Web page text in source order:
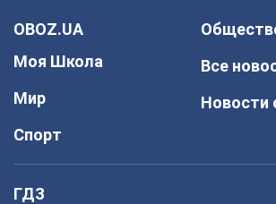
OBOZ.UA
Моя Школа
Мир
Спорт
Все
Новости
ГДЗ